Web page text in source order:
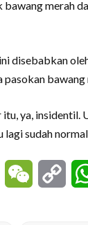
merah
disebabkan
bawang
ya, insidentil.
sudah
Gmail WeChat